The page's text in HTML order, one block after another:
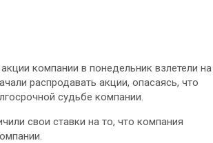
компании в понедельник взлетели на
распродавать акции, опасаясь, что
судьбе компании.
свои ставки на то, что компания